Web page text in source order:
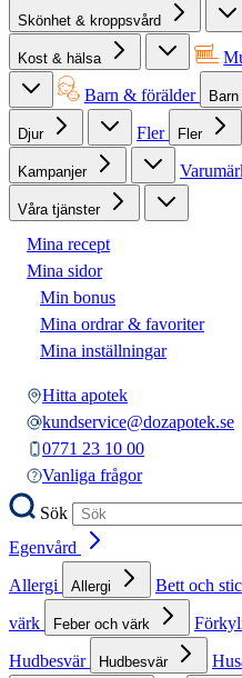
Skönhet & kroppsvård
Kost & hälsa
Barn & förälder
Djur Fler Fler
Kampanjer
Våra tjänster
Mina recept
Mina sidor
Min bonus
Mina ordrar & favoriter
Mina inställningar
Hitta apotek
kundservice@dozapotek.se
0771 23 10 00
Vanliga frågor
Sök
Egenvård
Allergi
Allergi Bett och
värk
Feber och värk
Hudbesvär
Hudbesvär